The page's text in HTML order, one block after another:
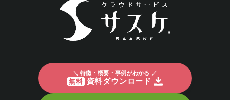
＼ 特徴・概要・事例がわかる ／
無料 資料ダウンロード